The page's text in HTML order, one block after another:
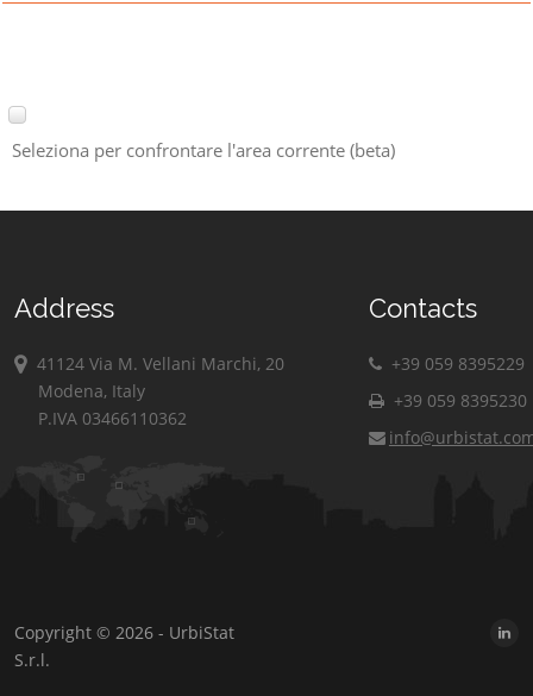
Seleziona per confrontare l'area corrente (beta)
Address
41124 Via M. Vellani Marchi, 20
Modena, Italy
P.IVA 03466110362
Contacts
+39 059 8395229
+39 059 8395230
Copyright © 2026 - UrbiStat
S.r.l.